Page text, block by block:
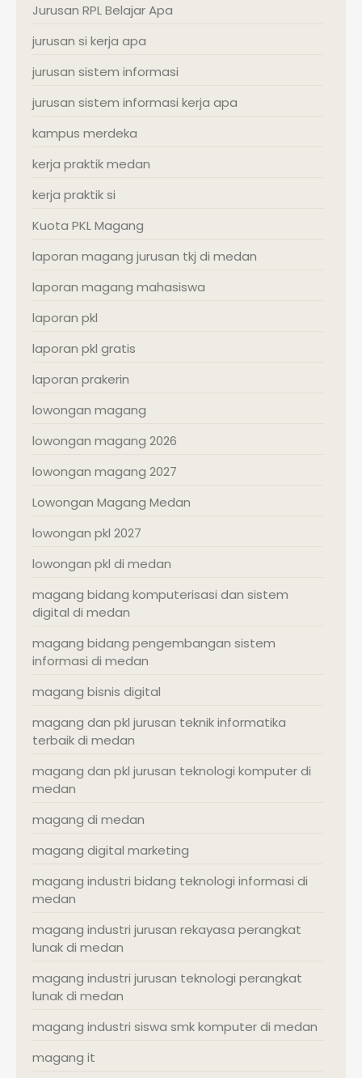
Jurusan RPL Belajar Apa
jurusan si kerja apa
jurusan sistem informasi
jurusan sistem informasi kerja apa
kampus merdeka
kerja praktik medan
kerja praktik si
Kuota PKL Magang
laporan magang jurusan tkj di medan
laporan magang mahasiswa
laporan pkl
laporan pkl gratis
laporan prakerin
lowongan magang
lowongan magang 2026
lowongan magang 2027
Lowongan Magang Medan
lowongan pkl 2027
lowongan pkl di medan
magang bidang komputerisasi dan sistem
digital di medan
magang bidang pengembangan sistem
informasi di medan
magang bisnis digital
magang dan pkl jurusan teknik informatika
terbaik di medan
magang dan pkl jurusan teknologi komputer di
medan
magang di medan
magang digital marketing
magang industri bidang teknologi informasi di
medan
magang industri jurusan rekayasa perangkat
lunak di medan
magang industri jurusan teknologi perangkat
lunak di medan
magang industri siswa smk komputer di medan
magang it